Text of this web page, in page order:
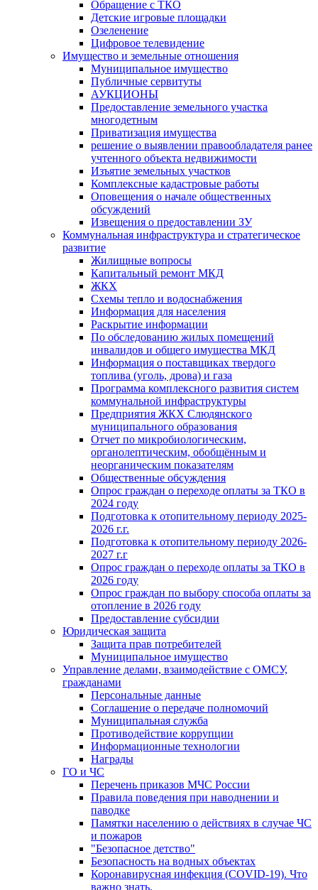
Обращение с ТКО
Детские игровые площадки
Озеленение
Цифровое телевидение
Имущество и земельные отношения
Муниципальное имущество
Публичные сервитуты
АУКЦИОНЫ
Предоставление земельного участка
многодетным
Приватизация имущества
решение о выявлении правообладателя ранее
учтенного объекта недвижимости
Изъятие земельных участков
Комплексные кадастровые работы
Оповещения о начале общественных
обсуждений
Извещения о предоставлении ЗУ
Коммунальная инфраструктура и стратегическое
развитие
Жилищные вопросы
Капитальный ремонт МКД
ЖКХ
Схемы тепло и водоснабжения
Информация для населения
Раскрытие информации
По обследованию жилых помещений
инвалидов и общего имущества МКД
Информация о поставщиках твердого
топлива (уголь, дрова) и газа
Программа комплексного развития систем
коммунальной инфраструктуры
Предприятия ЖКХ Слюдянского
муниципального образования
Отчет по микробиологическим,
органолептическим, обобщённым и
неорганическим показателям
Общественные обсуждения
Опрос граждан о переходе оплаты за ТКО в
2024 году
Подготовка к отопительному периоду 2025-
2026 г.г.
Подготовка к отопительному периоду 2026-
2027 г.г
Опрос граждан о переходе оплаты за ТКО в
2026 году
Опрос граждан по выбору способа оплаты за
отопление в 2026 году
Предоставление субсидии
Юридическая защита
Защита прав потребителей
Муниципальное имущество
Управление делами, взаимодействие с ОМСУ,
гражданами
Персональные данные
Соглашение о передаче полномочий
Муниципальная служба
Противодействие коррупции
Информационные технологии
Награды
ГО и ЧС
Перечень приказов МЧС России
Правила поведения при наводнении и
паводке
Памятки населению о действиях в случае ЧС
и пожаров
"Безопасное детство"
Безопасность на водных объектах
Коронавирусная инфекция (COVID-19). Что
важно знать.